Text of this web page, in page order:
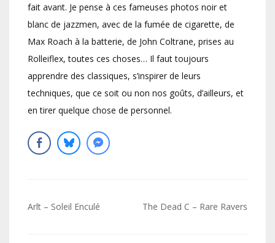
fait avant. Je pense à ces fameuses photos noir et
blanc de jazzmen, avec de la fumée de cigarette, de
Max Roach à la batterie, de John Coltrane, prises au
Rolleiflex, toutes ces choses… Il faut toujours
apprendre des classiques, s’inspirer de leurs
techniques, que ce soit ou non nos goûts, d’ailleurs, et
en tirer quelque chose de personnel.
Navigation
Arlt – Soleil Enculé The Dead C – Rare Ravers